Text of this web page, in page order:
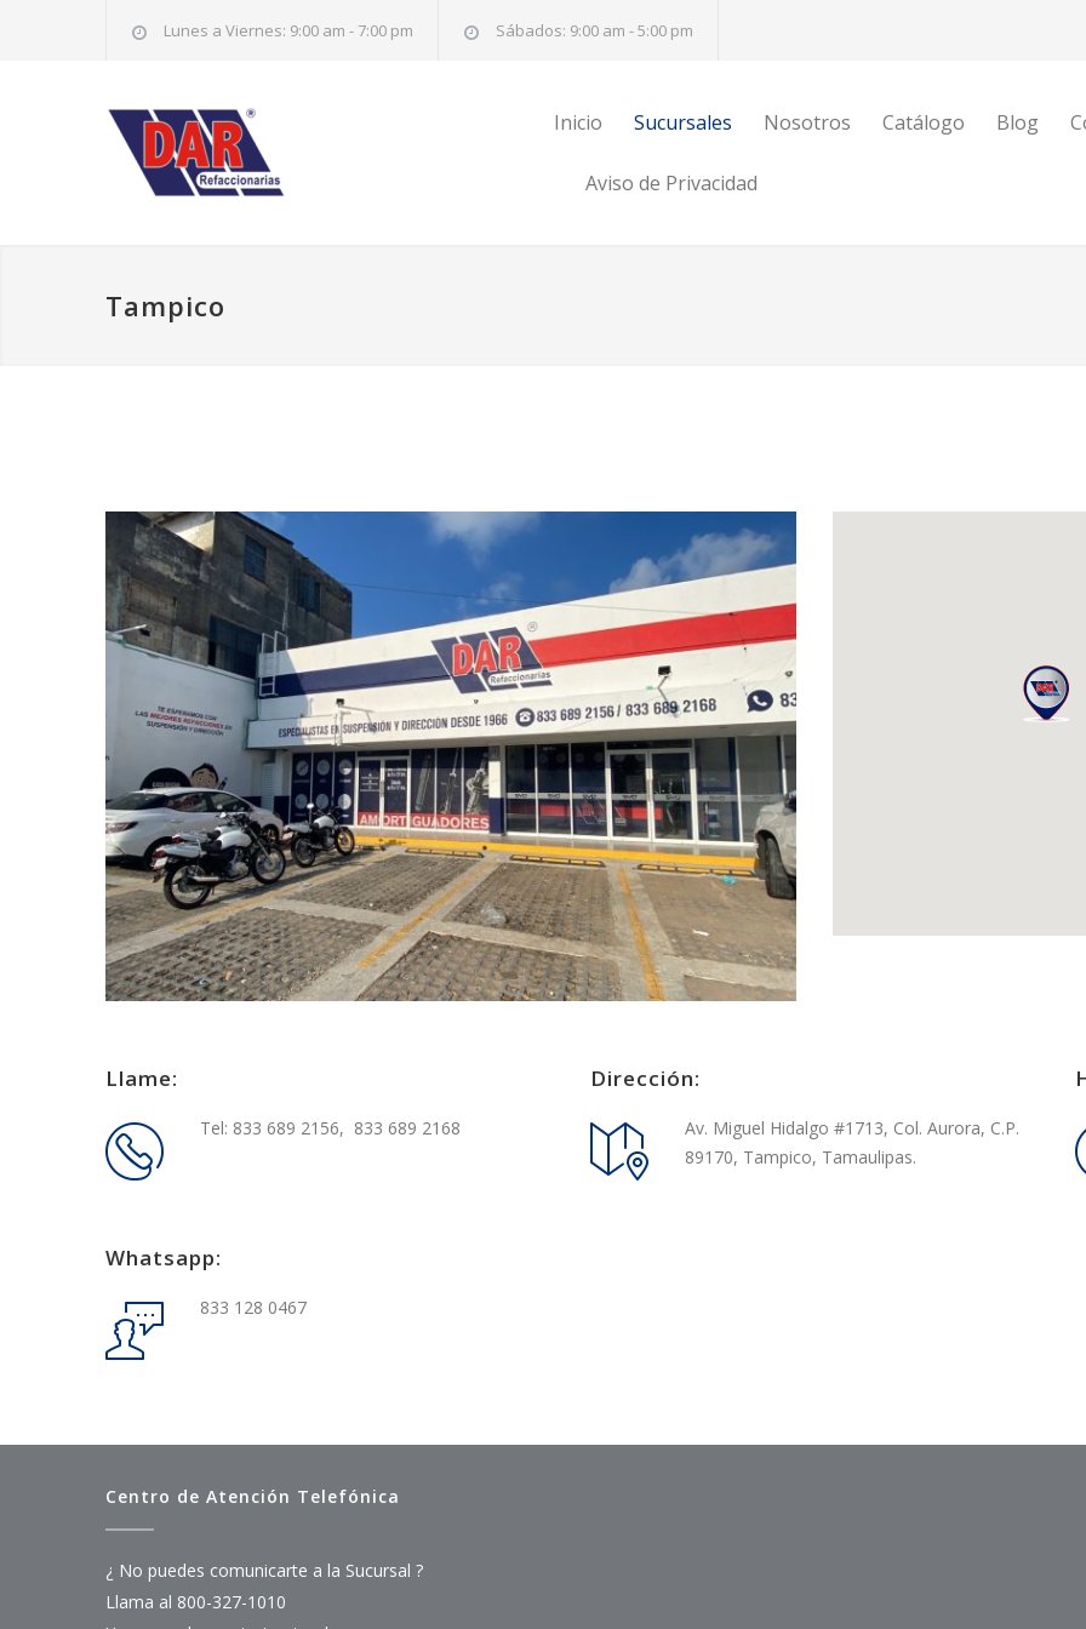
Lunes a Viernes: 9:00 am - 7:00 pm Sábados: 9:00 am - 5:00 pm
Inicio Sucursales Nosotros Catálogo Blog
Aviso de Privacidad
Tampico
Llame:
Tel: 833 689 2156, 833 689 2168
Whatsapp:
833 128 0467
Dirección:
Av. Miguel Hidalgo #1713, Col. Aurora, C.P.
89170, Tampico, Tamaulipas.
Centro de Atención Telefónica
¿ No puedes comunicarte a la Sucursal ?
Llama al 800-327-1010